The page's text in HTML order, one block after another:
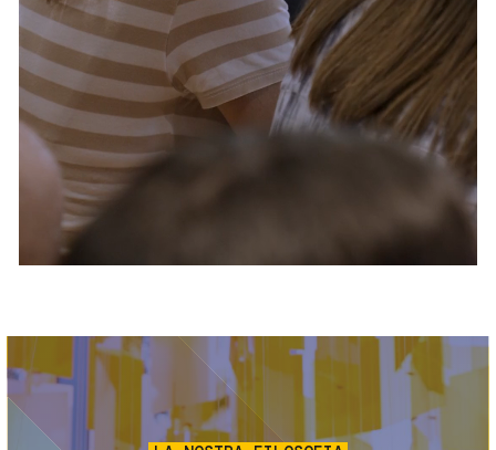
Servizi e accessibilità
Contatti
FAQ
Biglietti
Immagine